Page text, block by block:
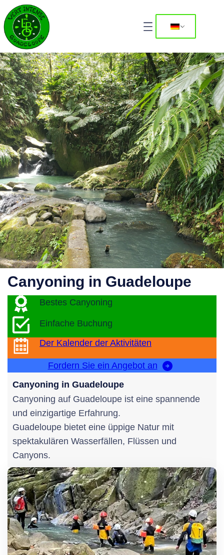
Canyoning in Guadeloupe
Bestes Canyoning
Einfache Buchung
Der Kalender der Aktivitäten
Fordern Sie ein Angebot an
Canyoning in Guadeloupe
Canyoning auf Guadeloupe ist eine spannende
und einzigartige Erfahrung.
Guadeloupe bietet eine üppige Natur mit
spektakulären Wasserfällen, Flüssen und
Canyons.